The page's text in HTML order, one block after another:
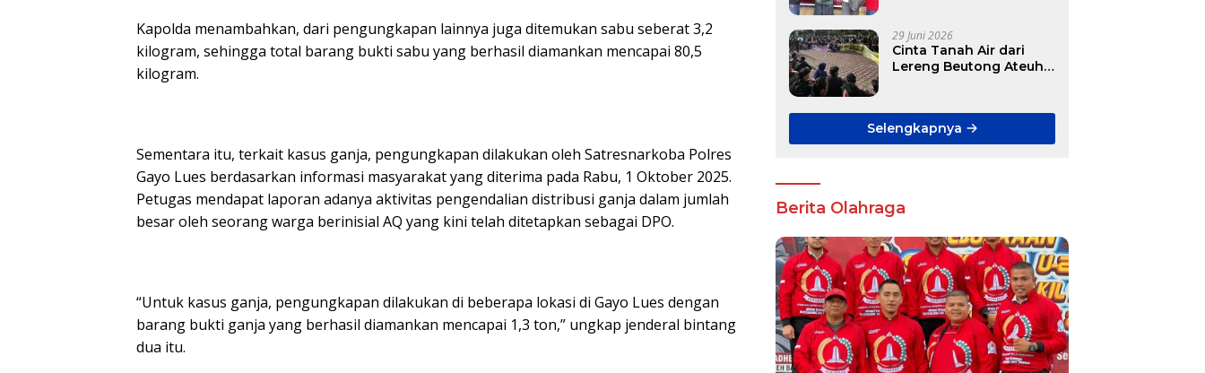
Kapolda menambahkan, dari pengungkapan lainnya juga ditemukan sabu seberat 3,2
kilogram, sehingga total barang bukti sabu yang berhasil diamankan mencapai 80,5
kilogram.
Sementara itu, terkait kasus ganja, pengungkapan dilakukan oleh Satresnarkoba Polres
Gayo Lues berdasarkan informasi masyarakat yang diterima pada Rabu, 1 Oktober 2025.
Petugas mendapat laporan adanya aktivitas pengendalian distribusi ganja dalam jumlah
besar oleh seorang warga berinisial AQ yang kini telah ditetapkan sebagai DPO.
“Untuk kasus ganja, pengungkapan dilakukan di beberapa lokasi di Gayo Lues dengan
barang bukti ganja yang berhasil diamankan mencapai 1,3 ton,” ungkap jenderal bintang
dua itu.
Aceh
29 Juni 2026
Cinta Tanah Air dari
Lereng Beutong Ateuh
Selengkapnya
Berita Olahraga